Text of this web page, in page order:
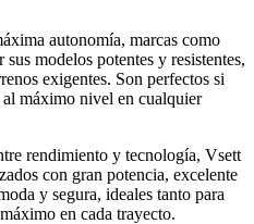
autonomía, marcas como
modelos potentes y resistentes,
exigentes. Son perfectos si
al máximo nivel en cualquier
rendimiento y tecnología, Vsett
con gran potencia, excelente
y segura, ideales tanto para
en cada trayecto.